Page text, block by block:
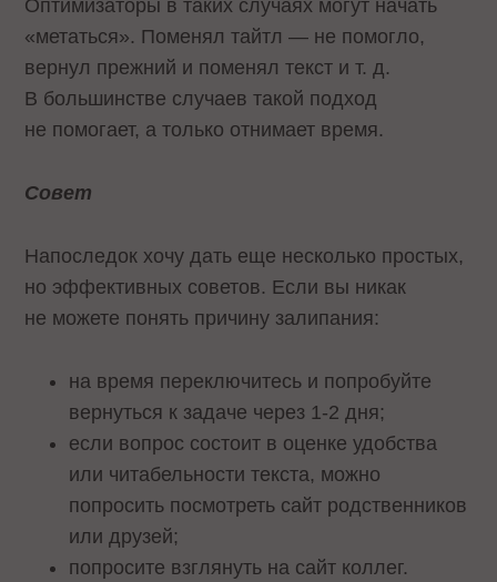
Оптимизаторы в таких случаях могут начать
«метаться». Поменял тайтл — не помогло,
вернул прежний и поменял текст и т. д.
В большинстве случаев такой подход
не помогает, а только отнимает время.
Совет
Напоследок хочу дать еще несколько простых,
но эффективных советов. Если вы никак
не можете понять причину залипания:
на время переключитесь и попробуйте
вернуться к задаче через 1-2 дня;
если вопрос состоит в оценке удобства
или читабельности текста, можно
попросить посмотреть сайт родственников
или друзей;
попросите взглянуть на сайт коллег.